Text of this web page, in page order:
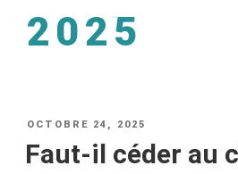
2025
OCTOBRE 24, 2025
Faut-il céder au